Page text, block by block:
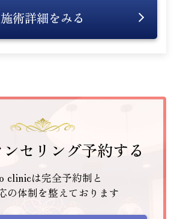
施術詳細をみる
セリング予約する
clinicは完全予約制と
の体制を整えております